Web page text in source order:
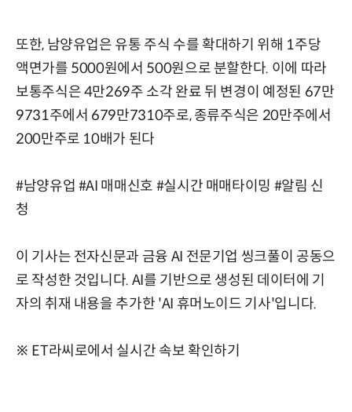
또한, 남양유업은 유통 주식 수를 확대하기 위해 1주당
액면가를 5000원에서 500원으로 분할한다. 이에 따라
보통주식은 4만269주 소각 완료 뒤 변경이 예정된 67만
9731주에서 679만7310주로, 종류주식은 20만주에서
200만주로 10배가 된다
#남양유업 #AI 매매신호 #실시간 매매타이밍 #알림 신
청
이 기사는 전자신문과 금융 AI 전문기업 씽크풀이 공동으
로 작성한 것입니다. AI를 기반으로 생성된 데이터에 기
자의 취재 내용을 추가한 'AI 휴머노이드 기사'입니다.
※ ET라씨로에서 실시간 속보 확인하기